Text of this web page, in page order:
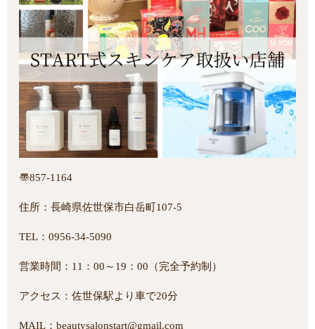
〠857-1164
住所：長崎県佐世保市白岳町107-5
TEL：0956-34-5090
営業時間：11：00～19：00（完全予約制）
アクセス：佐世保駅より車で20分
MAIL：beautysalonstart@gmail.com